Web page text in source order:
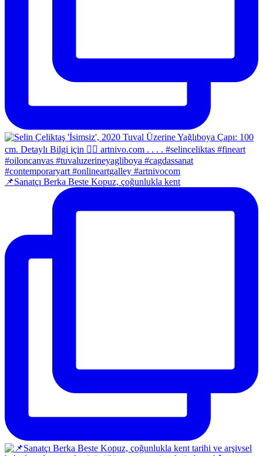
📌Sanatçı Berka Beste Kopuz, çoğunlukla kent